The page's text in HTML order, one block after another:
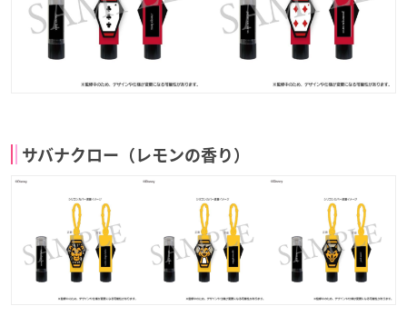
サバナクロー（レモンの香り）